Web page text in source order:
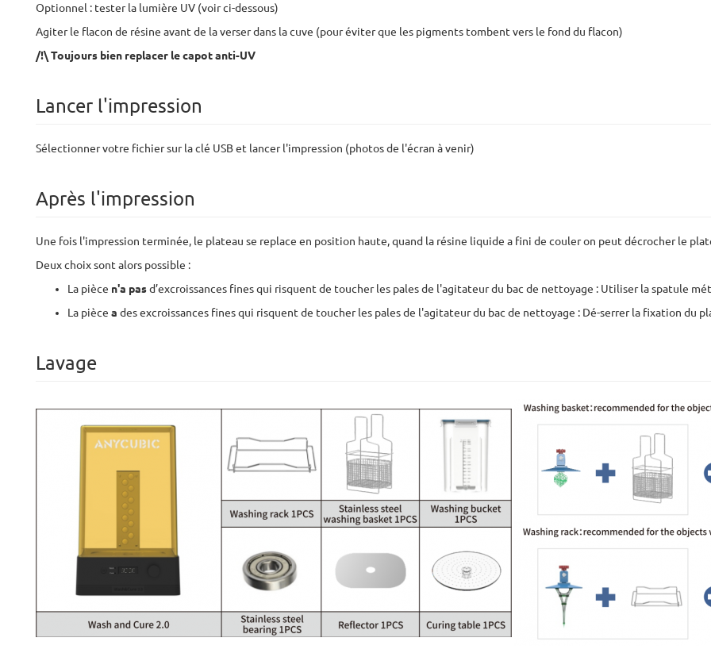
Optionnel : tester la lumière UV (voir ci-dessous)
Agiter le flacon de résine avant de la verser dans la cuve (pour éviter que les pigments tombent vers le fond du flacon)
/!\ Toujours bien replacer le capot anti-UV
Lancer l'impression
Sélectionner votre fichier sur la clé USB et lancer l'impression (photos de l'écran à venir)
Après l'impression
Une fois l'impression terminée, le plateau se replace en position haute, quand la résine liquide a fini de couler on peut décrocher le
Deux choix sont alors possible :
La pièce n'a pasd’excroissances fines qui risquent de toucher les pales de l'agitateur du bac de nettoyage : Utiliser la spatule
La pièce a des excroissances fines qui risquent de toucher les pales de l'agitateur du bac de nettoyage : Dé-serrer la fixation du
Lavage